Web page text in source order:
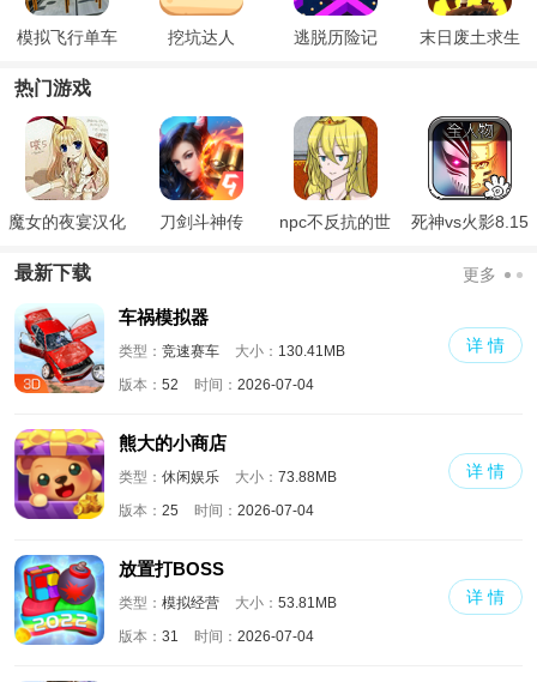
模拟飞行单车 挖坑达人 逃脱历险记 末日废土求生
热门游戏
魔女的夜宴汉化
刀剑斗神传
npc不反抗的世
死神vs火影8.15
最新下载 更多
车祸模拟器
类型： 竞速赛车 大小： 130.41MB
版本： 52 时间： 2026-07-04
详 情
熊大的小商店
类型： 休闲娱乐 大小： 73.88MB
版本： 25 时间： 2026-07-04
详 情
放置打BOSS
类型： 模拟经营 大小： 53.81MB
版本： 31 时间： 2026-07-04
详 情